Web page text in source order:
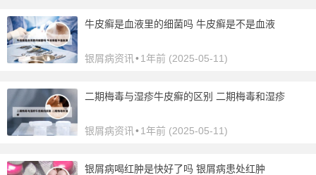
牛皮癣是血液里的细菌吗 牛皮癣是不是血液
银屑病资讯 •1年前 (2025-05-11)
二期梅毒与湿疹牛皮癣的区别 二期梅毒和湿疹
银屑病资讯 •1年前 (2025-05-11)
银屑病喝红肿是快好了吗 银屑病患处红肿